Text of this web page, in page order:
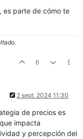
es parte de cómo te
6
2 sept. 2024 11:30
de precios es
impacta
y percepción del